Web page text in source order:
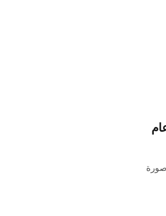
ظهرت نتائج اختبار iPhone 16 Pro Max DXOMARK، بناءً على تحليل دقيق لـ 3000 صورة